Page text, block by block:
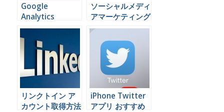
Google
Analytics
Adwords リンダ
ドットコム日本版
ソーシャルメディ
アマーケティング
の基礎 動画（企
リンクトイン ア
カウント取得方法
iPhone Twitter
アプリ おすすめ